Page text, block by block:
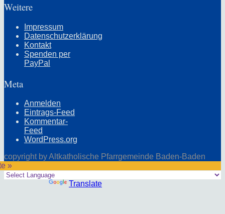
Weitere
Impressum
Datenschutzerklärung
Kontakt
Spenden per
PayPal
Meta
Anmelden
Eintrags-Feed
Kommentar-
Feed
WordPress.org
copyright by Altkatholische Pfarrgemeinde Baden-Baden
»
Translate